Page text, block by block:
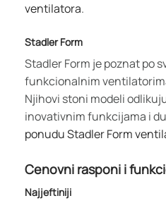
ventilatora.
Stadler Form
Stadler Form je poznat po
funkcionalnim
Njihovi stoni modeli
inovativnim funkcijama i
ponudu Stadler Form
Cenovni rasponi i
Najjeftiniji